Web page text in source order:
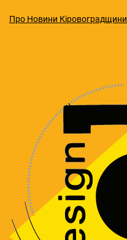
Про Новини Кіровоградщини